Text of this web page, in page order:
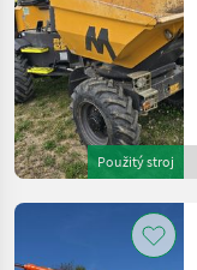
Použitý stroj